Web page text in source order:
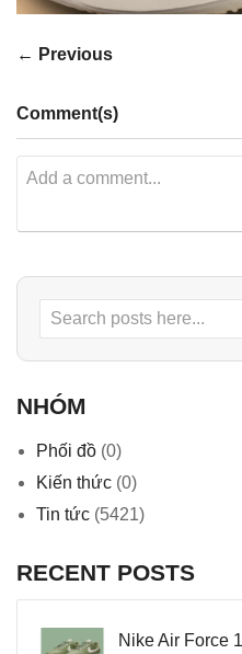
← Previous
Comment(s)
Search
NHÓM
Phối đồ (0)
Kiến thức (0)
Tin tức (5421)
RECENT POSTS
Nike Air Force